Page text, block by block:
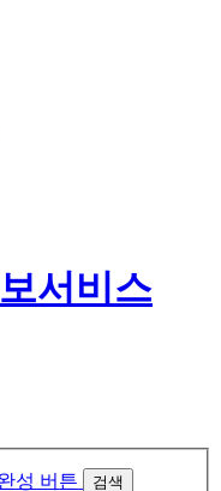
검색